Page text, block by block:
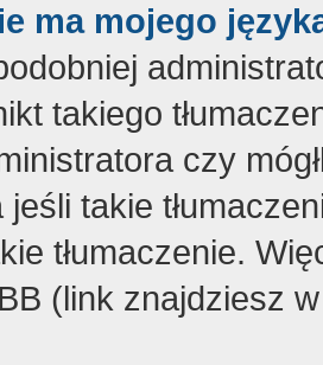
ma mojego
takiego
czy
jeśli takie
tłumaczenie.
(link znajdziesz